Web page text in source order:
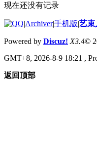
现在还没有记录
|Archiver|手机版|艺束
Powered by Discuz! X3.4©
GMT+8, 2026-8-9 18:21 ,
返回顶部